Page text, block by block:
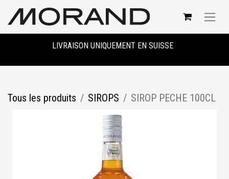
LIVRAISON UNIQUEMENT EN SUISSE
Tous les produits SIROPS SIROP PECHE 100CL